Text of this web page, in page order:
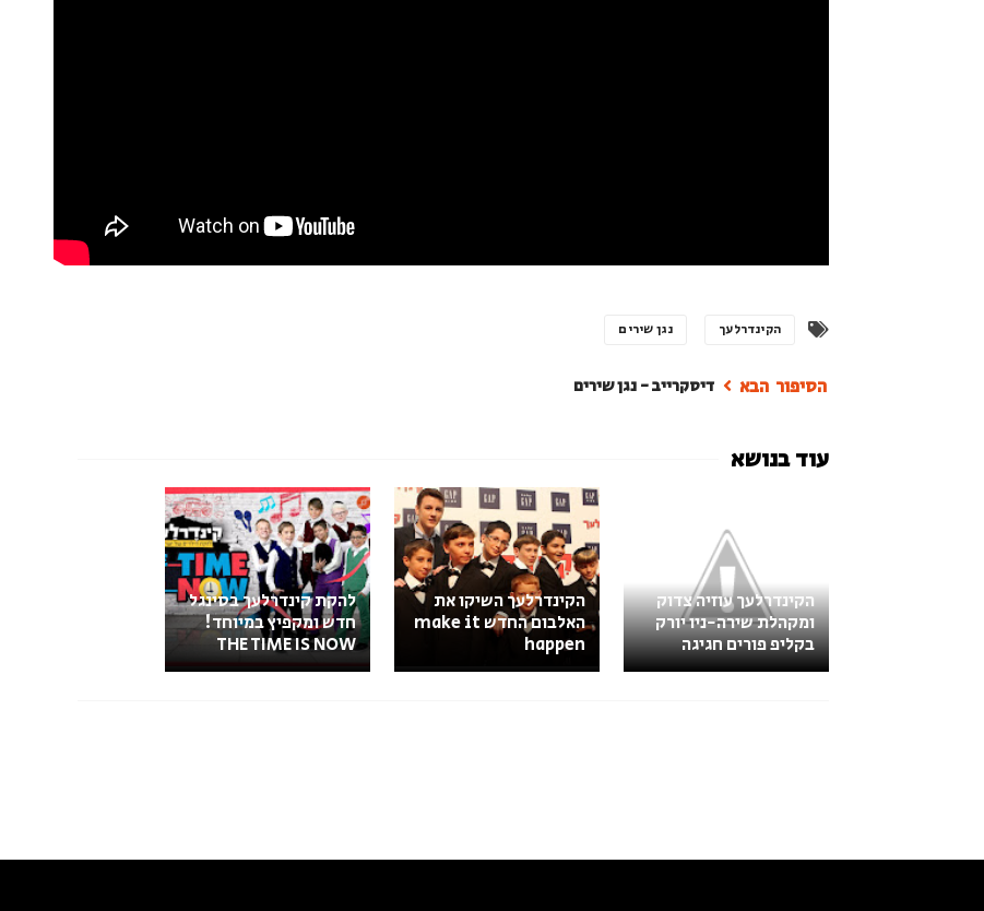
הקינדרלעך נגן שירים
דיסקרייב - נגן שירים
הקינדרלעך עוזיה צדוק
ומקהלת שירה-ניו יורק
בקליפ פורים חגיגה
הקינדרלעך השיקו את
האלבום החדש make it
happen
להקת קינדרלעך בסינגל
חדש ומקפיץ במיוחד!
THE TIME IS NOW